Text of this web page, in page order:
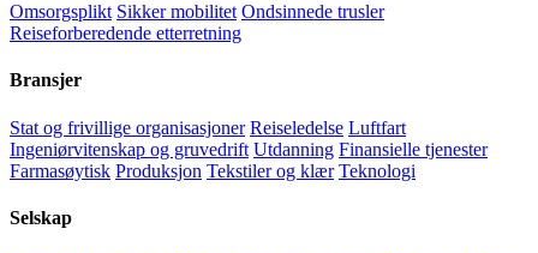
Omsorgsplikt Sikker mobilitet Ondsinnede trusler
Reiseforberedende etterretning
Bransjer
Stat og frivillige organisasjoner Reiseledelse Luftfart
Ingeniørvitenskap og gruvedrift Utdanning Finansielle tjenester
Farmasøytisk Produksjon Tekstiler og klær Teknologi
Selskap